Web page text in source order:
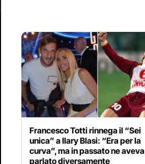
Francesco Totti rinnega il “Sei
unica” a Ilary Blasi: “Era per la
curva”, ma in passato ne aveva
parlato diversamente